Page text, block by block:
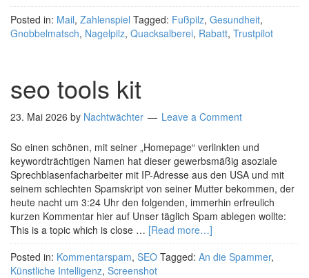
Posted in: Mail, Zahlenspiel Tagged: Fußpilz, Gesundheit,
Gnobbelmatsch, Nagelpilz, Quacksalberei, Rabatt, Trustpilot
seo tools kit
23. Mai 2026 by Nachtwächter Leave a Comment
So einen schönen, mit seiner „Homepage“ verlinkten und
keywordträchtigen Namen hat dieser gewerbsmäßig asoziale
Sprechblasenfacharbeiter mit IP-Adresse aus den USA und mit
seinem schlechten Spamskript von seiner Mutter bekommen, der
heute nacht um 3:24 Uhr den folgenden, immerhin erfreulich
kurzen Kommentar hier auf Unser täglich Spam ablegen wollte:
This is a topic which is close … [Read more…]
Posted in: Kommentarspam, SEO Tagged: An die Spammer,
Künstliche Intelligenz, Screenshot